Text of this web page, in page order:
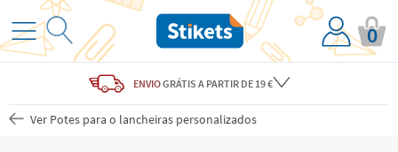
0
ENVIOGRÁTIS A PARTIR DE 19 €
Ver Potes para o lancheiras personalizados